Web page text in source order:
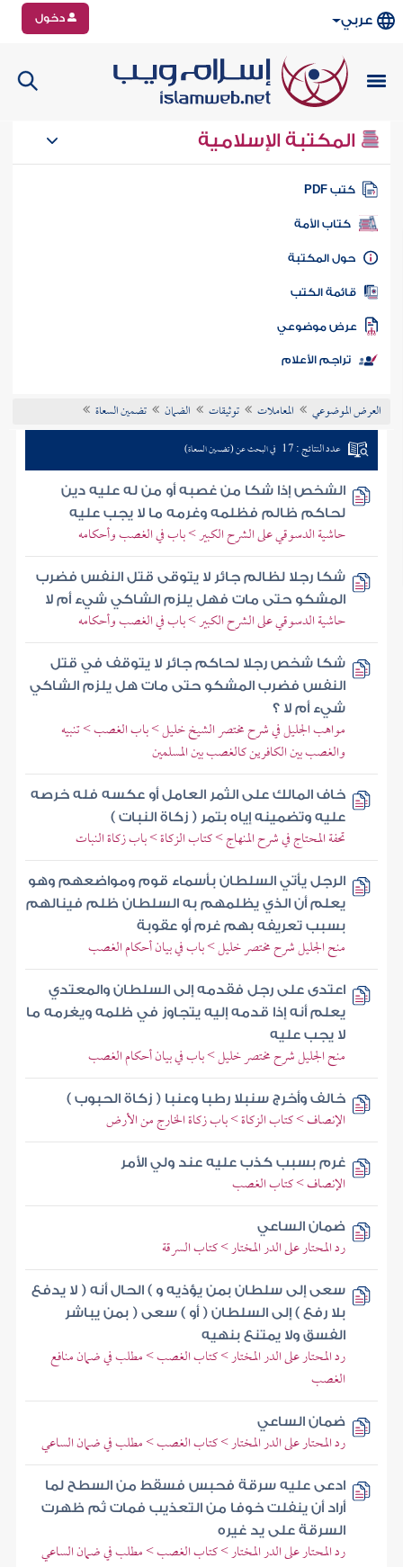
عربي دخول
المكتبة الإسلامية
كتب PDF
كتاب الأمة
المكتبة
الكتب
موضوعي
تراجم الأعلام
العرض الموضوعي المعاملات توثيقات الضمان تضمين السعاة
عدد النتائج : 17 في البحث عن (تضمين السعاة)
الشخص إذا شكا من غصبه أو من له عليه دين
لحاكم ظالم فظلمه وغرمه ما لا يجب عليه
حاشية الدسوقي على الشرح الكبير > باب في الغصب وأحكامه
شكا رجلا لظالم جائر لا يتوقى قتل النفس فضرب
المشكو حتى مات فهل يلزم الشاكي شيء أم لا
حاشية الدسوقي على الشرح الكبير > باب في الغصب وأحكامه
شكا شخص رجلا لحاكم جائر لا يتوقف في قتل
النفس فضرب المشكو حتى مات هل يلزم الشاكي
شيء أم لا ؟
مواهب الجليل في شرح مختصر الشيخ خليل > باب الغصب > تنبيه
والغصب بين الكافرين كالغصب بين المسلمين
خاف المالك على الثمر العامل أو عكسه فله خرصه
عليه وتضمينه إياه بتمر ( زكاة النبات )
تحفة المحتاج في شرح المنهاج > كتاب الزكاة > باب زكاة النبات
الرجل يأتي السلطان بأسماء قوم ومواضعهم وهو
يعلم أن الذي يظلمهم به السلطان ظلم فينالهم
بسبب تعريفه بهم غرم أو عقوبة
منح الجليل شرح مختصر خليل > باب في بيان أحكام الغصب
اعتدى على رجل فقدمه إلى السلطان والمعتدي
يعلم أنه إذا قدمه إليه يتجاوز في ظلمه ويغرمه ما
لا يجب عليه
منح الجليل شرح مختصر خليل > باب في بيان أحكام الغصب
خالف وأخرج سنبلا رطبا وعنبا ( زكاة الحبوب )
الإنصاف > كتاب الزكاة > باب زكاة الخارج من الأرض
غرم بسبب كذب عليه عند ولي الأمر
الإنصاف > كتاب الغصب
ضمان الساعي
رد المحتار على الدر المختار > كتاب السرقة
سعى إلى سلطان بمن يؤذيه و ) الحال أنه ( لا يدفع
بلا رفع ) إلى السلطان ( أو ) سعى ( بمن يباشر
الفسق ولا يمتنع بنهيه
رد المحتار على الدر المختار > كتاب الغصب > مطلب في ضمان منافع
الغصب
ضمان الساعي
رد المحتار على الدر المختار > كتاب الغصب > مطلب في ضمان الساعي
ادعى عليه سرقة فحبس فسقط من السطح لما
أراد أن ينفلت خوفا من التعذيب فمات ثم ظهرت
السرقة على يد غيره
رد المحتار على الدر المختار > كتاب الغصب > مطلب في ضمان الساعي